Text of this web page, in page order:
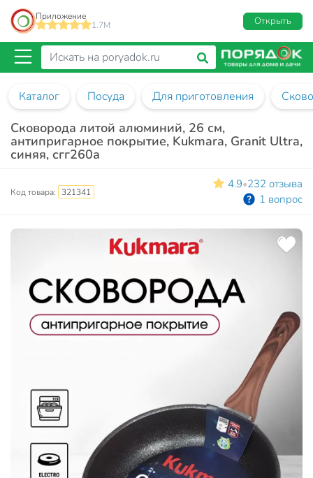
Приложение
1.7M
Открыть
Каталог Посуда Для приготовления
Сковорода литой алюминий, 26 см,
антипригарное покрытие, Kukmara, Granit Ultra,
синяя, сгг260а
Код товара: 321341
4.9•232 отзыва
1 вопрос